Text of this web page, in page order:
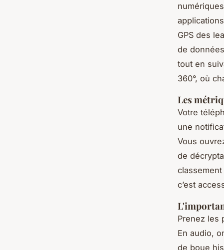
GPS des
de
tout en
360°, où
Les
Votre
une
Vous
de
c’est
Prenez les
En audio,
de boue